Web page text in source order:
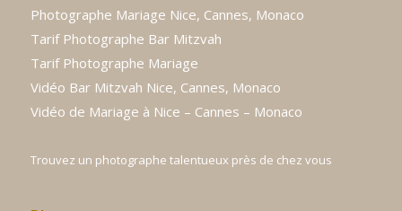
Photographe Mariage Nice, Cannes, Monaco
Tarif Photographe Bar Mitzvah
Tarif Photographe Mariage
Vidéo Bar Mitzvah Nice, Cannes, Monaco
Vidéo de Mariage à Nice – Cannes – Monaco
Trouvez un photographe talentueux près de chez vous